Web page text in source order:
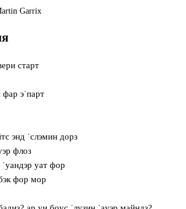
Garrix
старт
фар эˈпарт
энд ˈслэмин дорз
флоз
уат фор
фор мор